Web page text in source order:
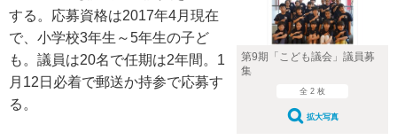
第9期「こども議会」議員募
集
全 2 枚
拡大写真
する。応募資格は2017年4月現在
で、小学校3年生～5年生の子ど
も。議員は20名で任期は2年間。1
月12日必着で郵送か持参で応募す
る。